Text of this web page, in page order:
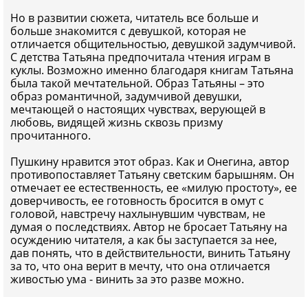
Но в развитии сюжета, читатель все больше и
больше знакомится с девушкой, которая не
отличается общительностью, девушкой задумчивой.
С детства Татьяна предпочитала чтения играм в
куклы. Возможно именно благодаря книгам Татьяна
была такой мечтательной. Образ Татьяны – это
образ романтичной, задумчивой девушки,
мечтающей о настоящих чувствах, верующей в
любовь, видящей жизнь сквозь призму
прочитанного.
Пушкину нравится этот образ. Как и Онегина, автор
противопоставляет Татьяну светским барышням. Он
отмечает ее естественность, ее «милую простоту», ее
доверчивость, ее готовность бросится в омут с
головой, навстречу нахлынувшим чувствам, не
думая о последствиях. Автор не бросает Татьяну на
осуждению читателя, а как бы заступается за нее,
дав понять, что в действительности, винить Татьяну
за то, что она верит в мечту, что она отличается
живостью ума - винить за это разве можно.